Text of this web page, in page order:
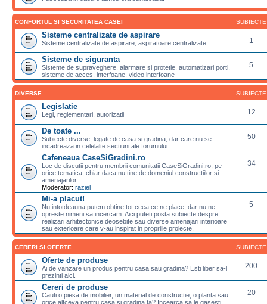
CONFORTUL SI SECURITATEA CASEI SUBIECTE
Sisteme centralizate de aspirare
Sisteme centralizate de aspirare, aspiratoare centralizate 1
Sisteme de siguranta
Sisteme de supraveghere, alarmare si protetie, automatizari porti,
sisteme de acces, interfoane, video interfoane
5
DIVERSE SUBIECTE
Legislatie
Legi, reglementari, autorizatii 12
De toate ...
Subiecte diverse, legate de casa si gradina, dar care nu se
incadreaza in celelalte sectiuni ale forumului.
50
Cafeneaua CaseSiGradini.ro
Loc de discutii pentru membrii comunitatii CaseSiGradini.ro, pe
orice tematica, chiar daca nu tine de domeniul constructiilor si
amenajarilor.
Moderator: raziel
34
Mi-a placut!
Nu intotdeauna putem obtine tot ceea ce ne place, dar nu ne
opreste nimeni sa incercam. Aici puteti posta subiecte despre
realizari arhitectonice deosebite sau diverse amenajari interioare
sau exterioare care v-au inspirat in propriile proiecte.
5
CERERI SI OFERTE SUBIECTE
Oferte de produse
Ai de vanzare un produs pentru casa sau gradina? Esti liber sa-l
prezinti aici.
200
Cereri de produse
Cauti o piesa de mobilier, un material de constructie, o planta sau
orice altceva pentru casa si gradina ta? Incearca sa le gasesti
20